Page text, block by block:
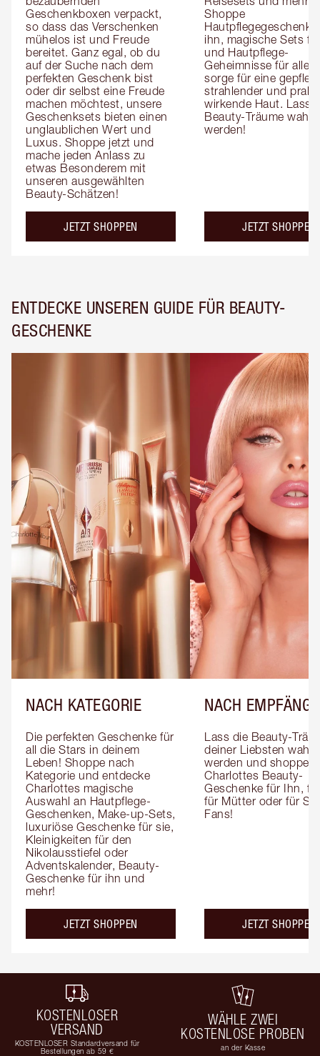
Geschenkboxen verpackt,
so dass das Verschenken
mühelos ist und Freude
bereitet. Ganz egal, ob du
auf der Suche nach dem
perfekten Geschenk bist
oder dir selbst eine Freude
machen möchtest, unsere
Geschenksets bieten einen
unglaublichen Wert und
Luxus. Shoppe jetzt und
mache jeden Anlass zu
etwas Besonderem mit
unseren ausgewählten
Beauty-Schätzen!
JETZT SHOPPEN
Shoppe
ihn, magische Sets
und Hautpflege-
Geheimnisse für alle,
sorge für eine
strahlender und
wirkende Haut. Lass
Beauty-Träume wahr
werden!
JETZT SHOPPEN
ENTDECKE UNSEREN GUIDE FÜR BEAUTY-
GESCHENKE
NACH KATEGORIE
Die perfekten Geschenke für
all die Stars in deinem
Leben! Shoppe nach
Kategorie und entdecke
Charlottes magische
Auswahl an Hautpflege-
Geschenken, Make-up-Sets,
luxuriöse Geschenke für sie,
Kleinigkeiten für den
Nikolausstiefel oder
Adventskalender, Beauty-
Geschenke für ihn und
mehr!
JETZT SHOPPEN
NACH
Lass die Beauty-
deiner Liebsten wahr
werden und shoppe
Charlottes Beauty-
Geschenke für Ihn,
für Mütter oder für
Fans!
JETZT SHOPPEN
KOSTENLOSER
VERSAND
KOSTENLOSER Standardversand für
Bestellungen ab 59 €
WÄHLE ZWEI
KOSTENLOSE PROBEN
an der Kasse